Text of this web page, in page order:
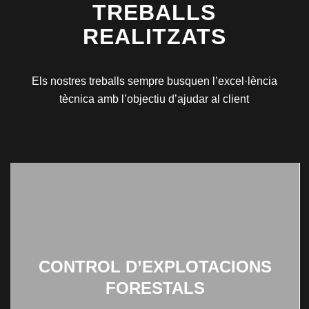
TREBALLS
REALITZATS
Els nostres treballs sempre busquen l’excel·lència
tècnica amb l’objectiu d’ajudar al client
CONTROL D’EXPLOTACIONS
FORESTALS